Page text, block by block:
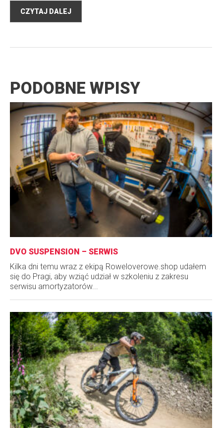
CZYTAJ DALEJ
PODOBNE WPISY
DVO SUSPENSION – SERWIS
Kilka dni temu wraz z ekipą Roweloverowe.shop udałem
się do Pragi, aby wziąć udział w szkoleniu z zakresu
serwisu amortyzatorów...